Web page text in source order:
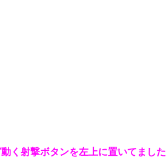
く射撃ボタンを左上に置いてました